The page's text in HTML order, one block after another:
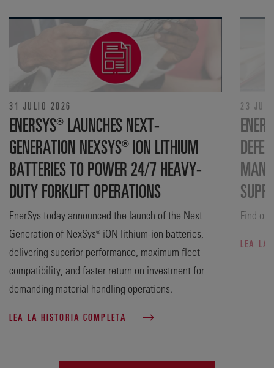
31 JULIO 2026
ENERSYS® LAUNCHES NEXT-
GENERATION NEXSYS® ION LITHIUM
BATTERIES TO POWER 24/7 HEAVY-
DUTY FORKLIFT OPERATIONS
EnerSys today announced the launch of the Next
Generation of NexSys® iON lithium-ion batteries,
delivering superior performance, maximum fleet
compatibility, and faster return on investment for
demanding material handling operations.
LEA LA HISTORIA COMPLETA
23
Find
LEA LA